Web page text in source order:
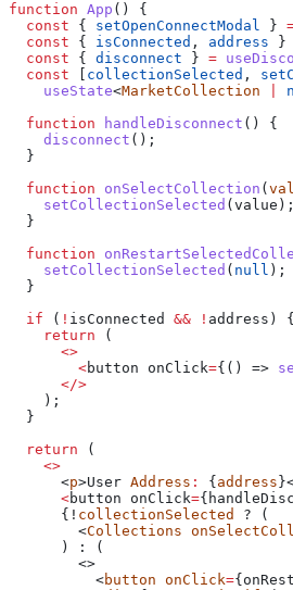
function App () {
  const
{ setOpenConnectModal }
  const
{ isConnected , address }
  const
{ disconnect } =
  const
collectionSelected ,
    useState
<MarketCollection
  function
handleDisconnect () {
    disconnect
();
  }
  function
onSelectCollection (
    setCollectionSelected
( value );
  }
  function
    setCollectionSelected
( null );
  }
  if
( ! isConnected && ! address ) {
    return
(
      <>
        <
button onClick={() =>
      </>
    );
  }
  return
(
    <>
      <
p>User Address : { address
      <
button onClick={
      {!
collectionSelected
? (
        <
Collections
      ) : (
        <>
          <
button onClick={